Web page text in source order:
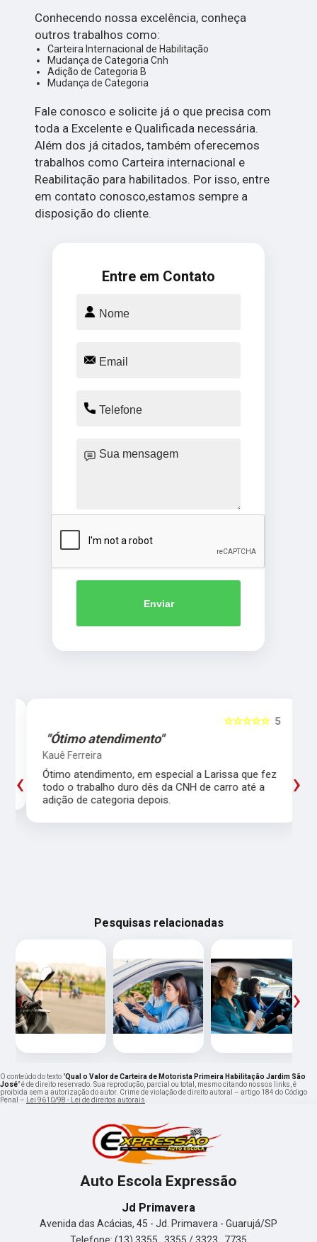
Conhecendo nossa excelência, conheça
outros trabalhos como:
Carteira Internacional de Habilitação
Mudança de Categoria Cnh
Adição de Categoria B
Mudança de Categoria
Fale conosco e solicite já o que precisa com
toda a Excelente e Qualificada necessária.
Além dos já citados, também oferecemos
trabalhos como Carteira internacional e
Reabilitação para habilitados. Por isso, entre
em contato conosco,estamos sempre a
disposição do cliente.
Entre em Contato
Enviar
5
☆☆☆☆☆
"Ótimo atendimento"
Kauê Ferreira
Ótimo atendimento, em especial a Larissa que fez
todo o trabalho duro dês da CNH de carro até a
adição de categoria depois.
‹ ›
Pesquisas relacionadas
‹ ›
O conteúdo do texto "Qual o Valor de Carteira de Motorista Primeira Habilitação Jardim São
José" é de direito reservado. Sua reprodução, parcial ou total, mesmo citando nossos links, é
proibida sem a autorização do autor. Crime de violação de direito autoral – artigo 184 do Código
Penal –
Lei 9610/98 - Lei de direitos autorais
Auto Escola Expressão
Jd Primavera
Avenida das Acácias, 45 - Jd. Primavera - Guarujá/SP